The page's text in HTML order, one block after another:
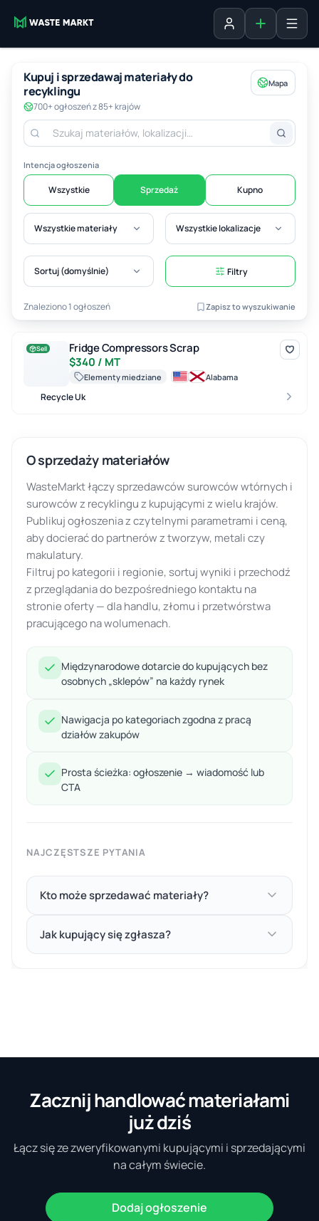
Zaloguj sięDodaj
Kupuj i sprzedawaj materiały do
recyklingu
700+ ogłoszeń z 85+ krajów
Mapa
Intencja ogłoszenia
Wszystkie Sprzedaż Kupno
Wszystkie materiały Wszystkie lokalizacje
Sortuj (domyślnie) Filtry
Znaleziono 1 ogłoszeń Zapisz to wyszukiwanie
Fridge Compressors Scrap
Sell
Fridge Compressors Scrap
$340 / MT
Elementy miedziane Alabama
Recycle Uk
O sprzedaży materiałów
WasteMarkt łączy sprzedawców surowców wtórnych i
surowców z recyklingu z kupującymi z wielu krajów.
Publikuj ogłoszenia z czytelnymi parametrami i ceną,
aby docierać do partnerów z tworzyw, metali czy
makulatury.
Filtruj po kategorii i regionie, sortuj wyniki i przechodź
z przeglądania do bezpośredniego kontaktu na
stronie oferty — dla handlu, złomu i przetwórstwa
pracującego na wolumenach.
Międzynarodowe dotarcie do kupujących bez
osobnych „sklepów” na każdy rynek
Nawigacja po kategoriach zgodna z pracą
działów zakupów
Prosta ścieżka: ogłoszenie → wiadomość lub
CTA
NAJCZĘSTSZE PYTANIA
Kto może sprzedawać materiały?
Jak kupujący się zgłasza?
Zacznij handlować materiałami
już dziś
Łącz się ze zweryfikowanymi kupującymi i sprzedającymi
na całym świecie.
Dodaj ogłoszenie